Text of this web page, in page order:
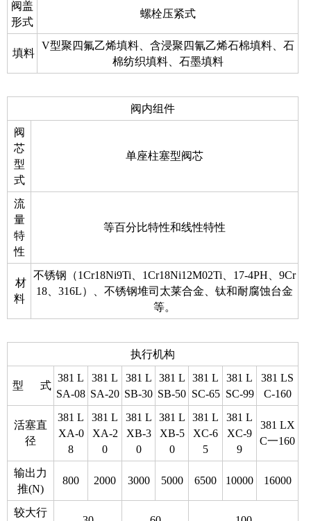
阀盖
形式
螺栓压紧式
填料
V型聚四氟乙烯填料、含浸聚四氰乙烯石棉填料、石
棉纺织填料、石墨填料
阀内组件
阀
芯
型
式
单座柱塞型阀芯
流
量
特
性
等百分比特性和线性特性
材
料
不锈钢（1Cr18Ni9Ti、1Cr18Ni12M02Ti、17-4PH、9Cr
18、316L）、不锈钢堆司太莱合金、钛和耐腐蚀台金
等。
执行机构
型 式
381 L
SA-08
381 L
SA-20
381 L
SB-30
381 L
SB-50
381 L
SC-65
381 L
SC-99
381 LS
C-160
活塞直
径
381 L
XA-0
8
381 L
XA-2
0
381 L
XB-3
0
381 L
XB-5
0
381 L
XC-6
5
381 L
XC-9
9
381 LX
C一160
输出力
推(N)
800 2000 3000 5000 6500 10000 16000
较大行